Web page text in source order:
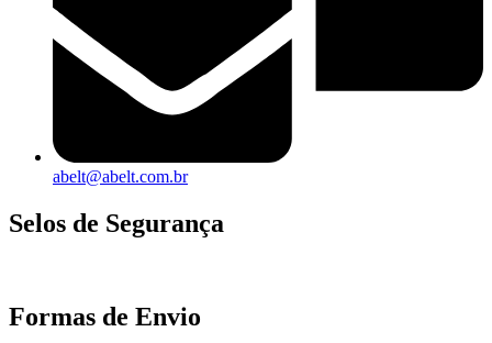
abelt@abelt.com.br
Selos de Segurança
Formas de Envio